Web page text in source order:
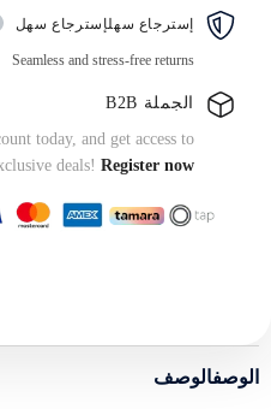
إسترجاع سهلإسترجاع سهل
Seamless and stress-free returns
الجملة B2B
today, and get access to
deals! Register now
الوصفالوصف